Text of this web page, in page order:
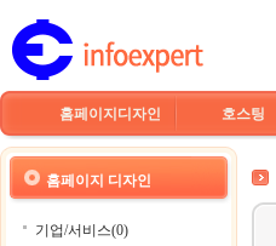
홈페이지디자인 호스팅
홈페이지 디자인
기업/서비스(0)